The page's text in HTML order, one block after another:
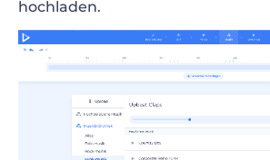
hochladen.